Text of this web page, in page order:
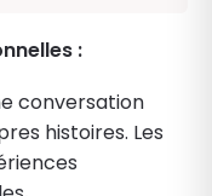
:
conversation
histoires. Les